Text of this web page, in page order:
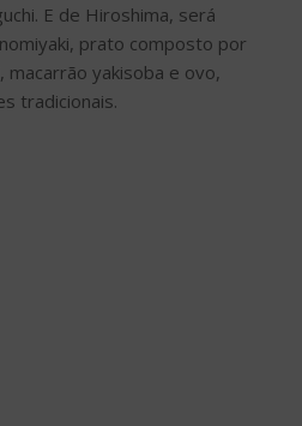
E de Hiroshima, será
prato composto por
yakisoba e ovo,
tradicionais.